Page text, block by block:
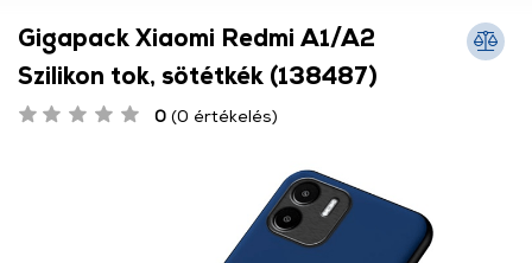
Gigapack Xiaomi Redmi A1/A2
Szilikon tok, sötétkék (138487)
0 (0 értékelés)